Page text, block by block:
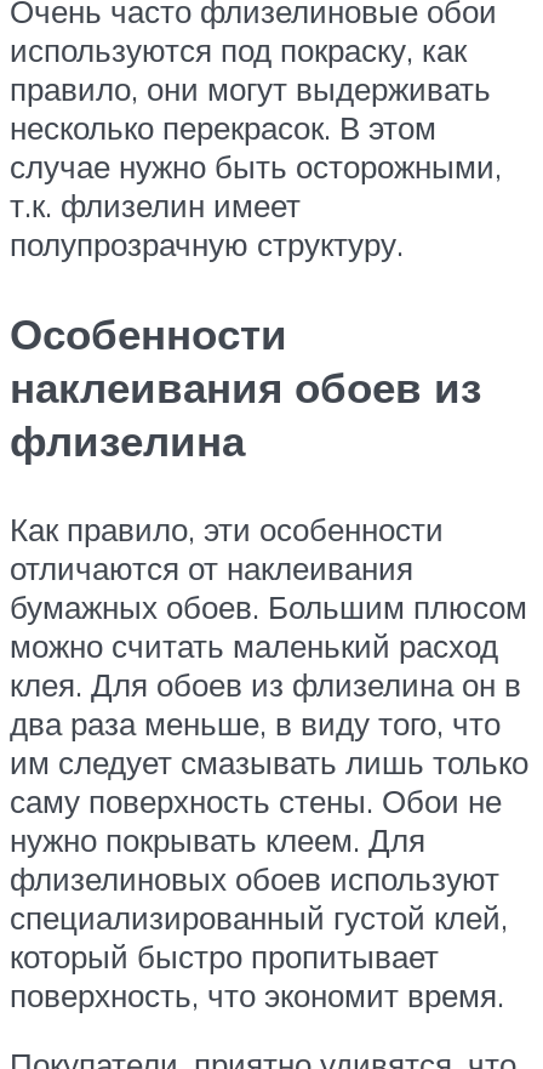
Очень часто флизелиновые обои
используются под покраску, как
правило, они могут выдерживать
несколько перекрасок. В этом
случае нужно быть осторожными,
т.к. флизелин имеет
полупрозрачную структуру.
Особенности
наклеивания обоев из
флизелина
Как правило, эти особенности
отличаются от наклеивания
бумажных обоев. Большим плюсом
можно считать маленький расход
клея. Для обоев из флизелина он в
два раза меньше, в виду того, что
им следует смазывать лишь только
саму поверхность стены. Обои не
нужно покрывать клеем. Для
флизелиновых обоев используют
специализированный густой клей,
который быстро пропитывает
поверхность, что экономит время.